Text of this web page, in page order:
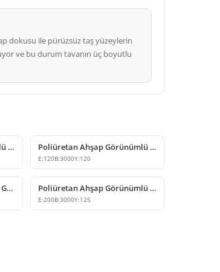
dokusu ile pürüzsüz taş yüzeylerin
ve bu durum tavanın üç boyutlu
Poliüretan Ahşap Görünümlü Dekoratif Kiriş Modelleri Poliüretan Ahşap Görünümlü Dekoratif Kiriş
E:120B:3000Y:120
Dekoratif Poliüretan Ahşap Görünümlü Kiriş ve Kütük Modeli Poliüretan Ahşap Görünümlü Dekoratif Tavan Kirişi
E:200B:3000Y:125